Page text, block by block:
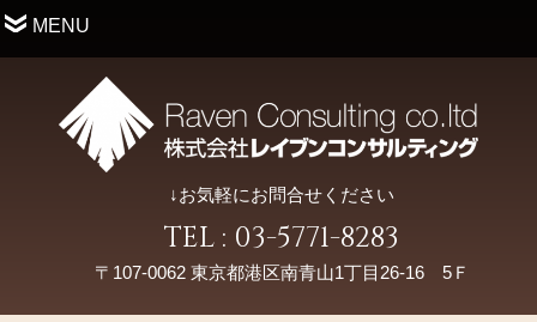
MENU
↓お気軽にお問合せください
TEL : 03-5771-8283
〒107-0062 東京都港区南青山1丁目26-16 5Ｆ